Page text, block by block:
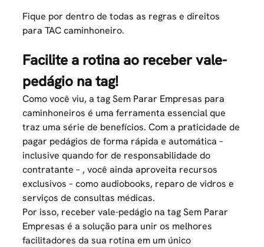
Fique por dentro de todas as regras e direitos
paraTAC caminhoneiro.
Facilite a rotina ao receber vale-
pedágio na tag!
Como você viu, a tag Sem Parar Empresas para
caminhoneiros é uma ferramenta essencial que
traz uma série de benefícios. Com a praticidade de
pagar pedágios de forma rápida e automática –
inclusive quando for de responsabilidade do
contratante – , você ainda aproveita recursos
exclusivos – como audiobooks, reparo de vidros e
serviços de consultas médicas.
Por isso, receber vale-pedágio na tag Sem Parar
Empresas é a solução para unir os melhores
facilitadores da sua rotina em um único